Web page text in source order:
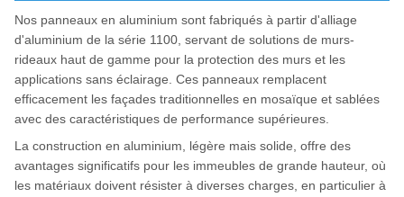
Nos panneaux en aluminium sont fabriqués à partir d'alliage
d'aluminium de la série 1100, servant de solutions de murs-
rideaux haut de gamme pour la protection des murs et les
applications sans éclairage. Ces panneaux remplacent
efficacement les façades traditionnelles en mosaïque et sablées
avec des caractéristiques de performance supérieures.
La construction en aluminium, légère mais solide, offre des
avantages significatifs pour les immeubles de grande hauteur, où
les matériaux doivent résister à diverses charges, en particulier à